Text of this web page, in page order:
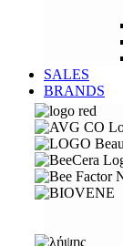
SALES
BRANDS